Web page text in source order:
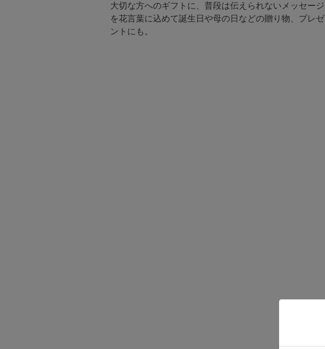
大切な方へのギフトに、普段は伝えられないメッセージ
を花言葉に込めて誕生日や母の日などの贈り物、プレゼ
ントにも。